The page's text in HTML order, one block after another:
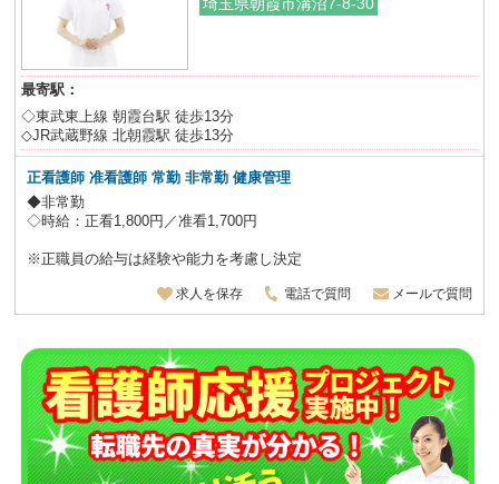
最寄駅：
◇東武東上線 朝霞台駅 徒歩13分
◇JR武蔵野線 北朝霞駅 徒歩13分
正看護師 准看護師常勤 非常勤 健康管理
◆非常勤
◇時給：正看1,800円／准看1,700円
※正職員の給与は経験や能力を考慮し決定
求人を保存 電話で質問 メールで質問